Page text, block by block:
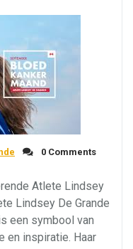
0 Comments
Atlete Lindsey
Lindsey De Grande
een symbool van
en inspiratie. Haar